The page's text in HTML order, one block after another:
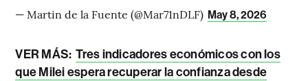
— Martin de la Fuente (@Mar71nDLF) May 8, 2026
VER MÁS: Tres indicadores económicos con los
que Milei espera recuperar la confianza desde